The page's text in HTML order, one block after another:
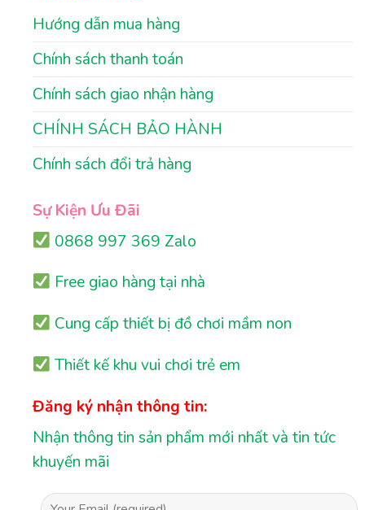
Hướng dẫn mua hàng
Chính sách thanh toán
Chính sách giao nhận hàng
CHÍNH SÁCH BẢO HÀNH
Chính sách đổi trả hàng
Sự Kiện Ưu Đãi
0868 997 369 Zalo
Free giao hàng tại nhà
Cung cấp thiết bị đồ chơi mầm non
Thiết kế khu vui chơi trẻ em
Đăng ký nhận thông tin:
Nhận thông tin sản phẩm mới nhất và tin tức
khuyến mãi